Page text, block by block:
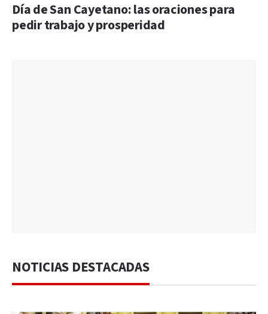
Día de San Cayetano: las oraciones para
pedir trabajo y prosperidad
NOTICIAS DESTACADAS